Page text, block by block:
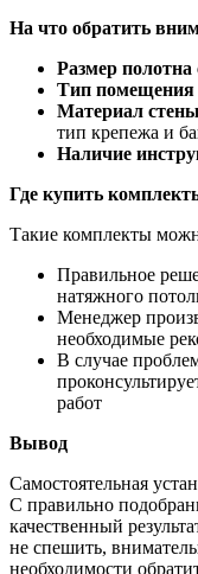
На что обратить
Размер полотна
Тип помещения
Материал стены
тип крепежа и
Наличие
Где купить
Такие комплекты
Правильное
натяжного
Менеджер
необходимые
В случае
работ
Вывод
Самостоятельная
С правильно
качественный
не спешить,
необходимости